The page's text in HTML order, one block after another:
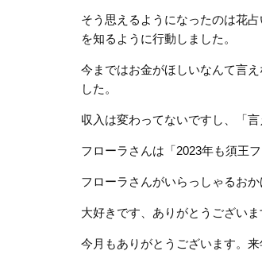
そう思えるようになったのは花
を知るように行動しました。
今まではお金がほしいなんて言
した。
収入は変わってないですし、「
フローラさんは「2023年も須王
フローラさんがいらっしゃるお
大好きです、ありがとうございま
今月もありがとうございます。来